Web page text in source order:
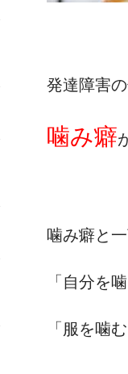
発達障害
噛み癖
噛み癖と
「自分を
「服を噛